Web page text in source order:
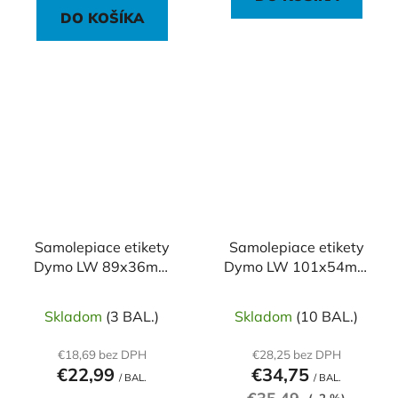
DO KOŠÍKA
Samolepiace etikety
Dymo LW 89x36mm
Skladom (3 BAL.)
€18,69 bez DPH
€22,99 / BAL.
Samolepiace etikety
Dymo LW 101x54mm
Skladom (10 BAL.)
€28,25 bez DPH
€34,75 / BAL.